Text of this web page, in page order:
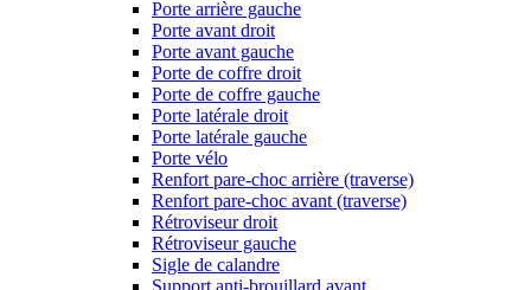
Porte arrière gauche
Porte avant droit
Porte avant gauche
Porte de coffre droit
Porte de coffre gauche
Porte latérale droit
Porte latérale gauche
Porte vélo
Renfort pare-choc arrière (traverse)
Renfort pare-choc avant (traverse)
Rétroviseur droit
Rétroviseur gauche
Sigle de calandre
Support anti-brouillard avant